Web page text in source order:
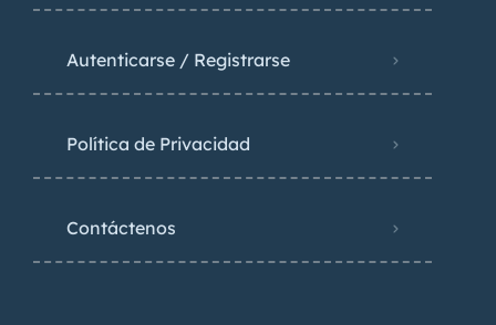
Autenticarse / Registrarse
Política de Privacidad
Contáctenos